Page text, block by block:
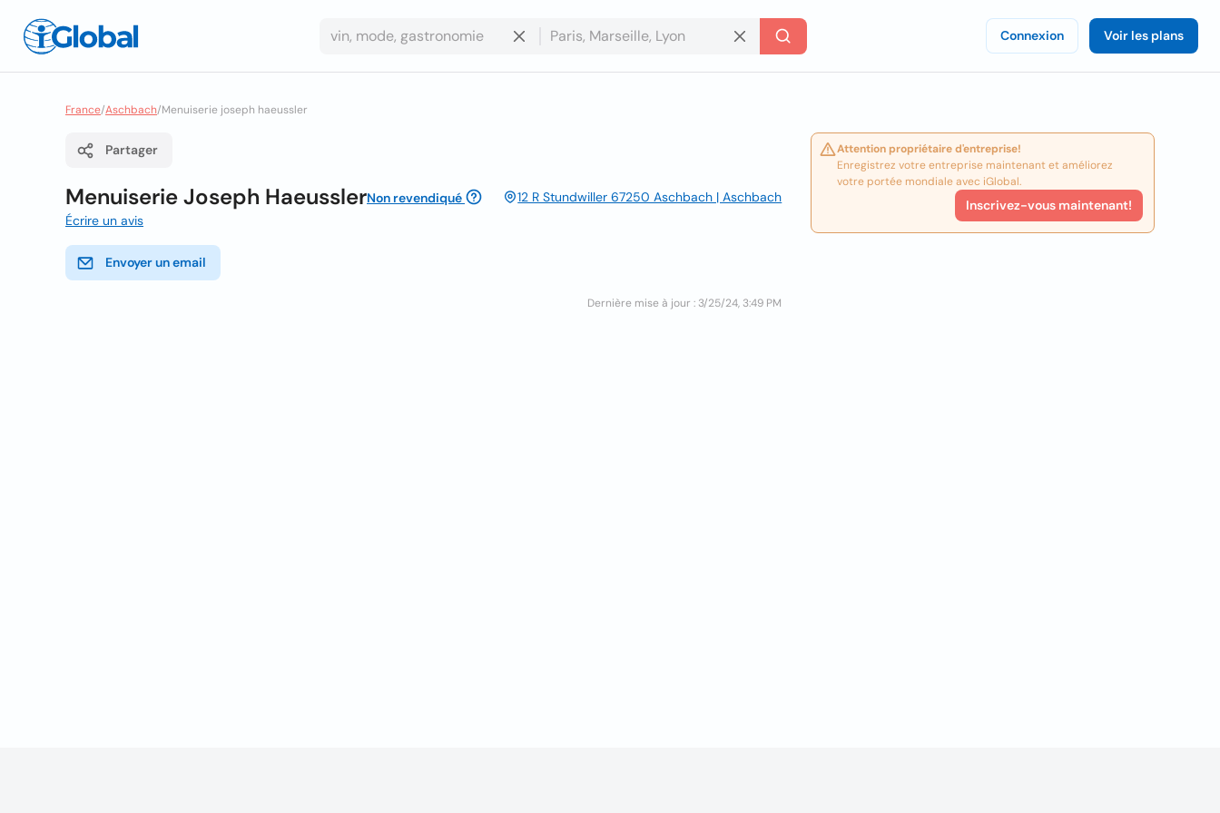
Connexion Voir les plans
France/Aschbach/Menuiserie joseph haeussler
Partager
Menuiserie Joseph HaeusslerNon revendiqué
12 R Stundwiller 67250 Aschbach | Aschbach
Écrire un avis
Envoyer un email
Dernière mise à jour : 3/25/24, 3:49 PM
Attention propriétaire d'entreprise!
Enregistrez votre entreprise maintenant et améliorez
votre portée mondiale avec iGlobal.
Inscrivez-vous maintenant!